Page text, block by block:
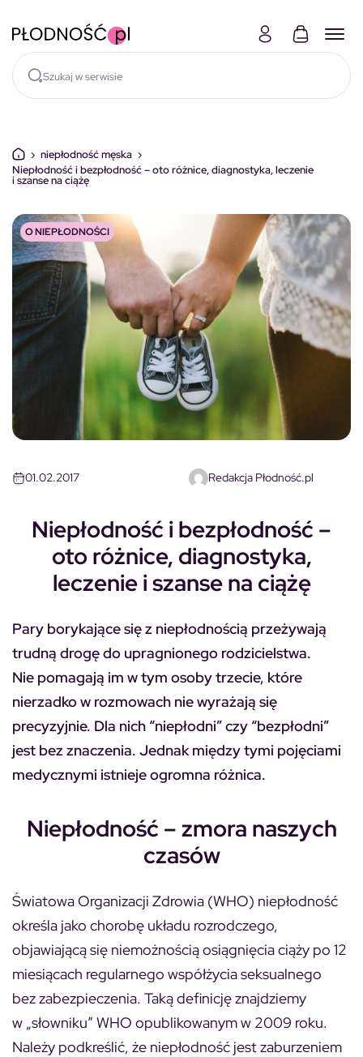
› niepłodność męska ›
Niepłodność i bezpłodność – oto różnice, diagnostyka, leczenie
i szanse na ciążę
O NIEPŁODNOŚCI
01.02.2017 Redakcja Płodność.pl
Niepłodność i bezpłodność –
oto różnice, diagnostyka,
leczenie i szanse na ciążę
Pary borykające się z niepłodnością przeżywają
trudną drogę do upragnionego rodzicielstwa.
Nie pomagają im w tym osoby trzecie, które
nierzadko w rozmowach nie wyrażają się
precyzyjnie. Dla nich “niepłodni” czy “bezpłodni”
jest bez znaczenia. Jednak między tymi pojęciami
medycznymi istnieje ogromna różnica.
Niepłodność – zmora naszych
czasów
Światowa Organizacji Zdrowia (WHO) niepłodność
określa jako chorobę układu rozrodczego,
objawiającą się niemożnością osiągnięcia ciąży po 12
miesiącach regularnego współżycia seksualnego
bez zabezpieczenia. Taką definicję znajdziemy
w „słowniku” WHO opublikowanym w 2009 roku.
Należy podkreślić, że niepłodność jest zaburzeniem